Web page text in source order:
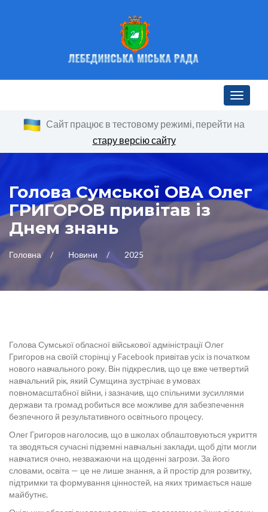
Toggle
Сайт працює в тестовому режимі, перейти на
стару версію сайту
Голова Сумської ОВА Олег
ГРИГОРОВ привітав із
Днем знань
Головна Новини 2025
Голова Сумської обласної військової адміністрації Олег
Григоров на своїй сторінці у Facebook привітав усіх із початком
нового навчального року. Він підкреслив, що це вже четвертий
навчальний рік, який Сумщина зустрічає в умовах
повномасштабної війни, і зазначив, що спільними зусиллями
держави та громад робиться все можливе для забезпечення
безпечного й результативного освітнього процесу.
Олег Григоров наголосив, що в школах облаштовуються укриття
та зводяться сучасні підземні навчальні заклади, щоб діти могли
навчатися очно, незважаючи на щоденні загрози. За його
словами, освіта — це не лише знання, а й простір для розвитку,
підтримки та формування цінностей, на яких тримається наше
майбутнє.